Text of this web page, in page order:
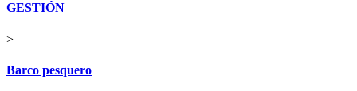
GESTIÓN
>
Barco pesquero